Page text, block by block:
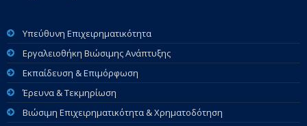
Υπεύθυνη Επιχειρηματικότητα
Εργαλειοθήκη Βιώσιμης Ανάπτυξης
Εκπαίδευση & Επιμόρφωση
Έρευνα & Τεκμηρίωση
Βιώσιμη Επιχειρηματικότητα & Χρηματοδότηση